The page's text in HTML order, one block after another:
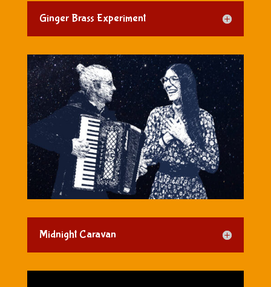
Ginger Brass Experiment
Midnight Caravan